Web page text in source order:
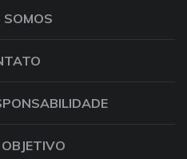
SOMOS